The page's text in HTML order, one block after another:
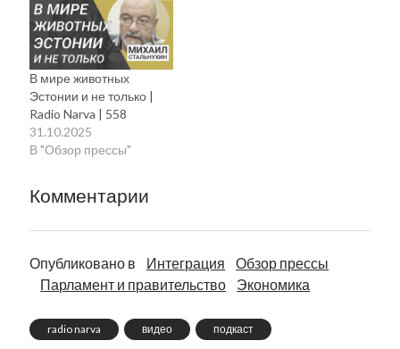
В мире животных
Эстонии и не только |
Radio Narva | 558
31.10.2025
В "Обзор прессы"
Комментарии
Опубликовано в Интеграция
Обзор прессы
Парламент и правительство
Экономика
radio narva видео подкаст